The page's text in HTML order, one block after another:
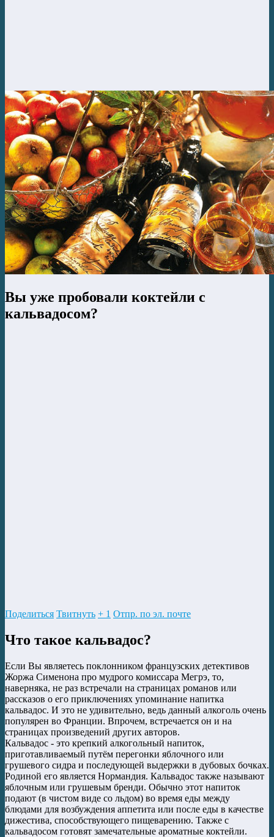
Вы уже пробовали коктейли с
кальвадосом?
Поделиться Твитнуть + 1 Отпр. по эл. почте
Что такое кальвадос?
Если Вы являетесь поклонником французских детективов
Жоржа Сименона про мудрого комиссара Мегрэ, то,
наверняка, не раз встречали на страницах романов или
рассказов о его приключениях упоминание напитка
кальвадос. И это не удивительно, ведь данный алкоголь очень
популярен во Франции. Впрочем, встречается он и на
страницах произведений других авторов.
Кальвадос - это крепкий алкогольный напиток,
приготавливаемый путём перегонки яблочного или
грушевого сидра и последующей выдержки в дубовых бочках.
Родиной его является Нормандия. Кальвадос также называют
яблочным или грушевым бренди. Обычно этот напиток
подают (в чистом виде со льдом) во время еды между
блюдами для возбуждения аппетита или после еды в качестве
дижестива, способствующего пищеварению. Также с
кальвадосом готовят замечательные ароматные коктейли.